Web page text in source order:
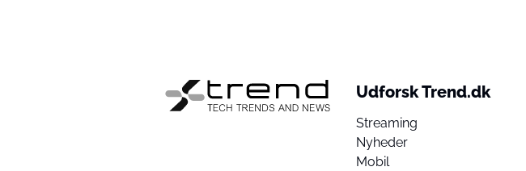
Udforsk Trend.dk
Streaming
Nyheder
Mobil